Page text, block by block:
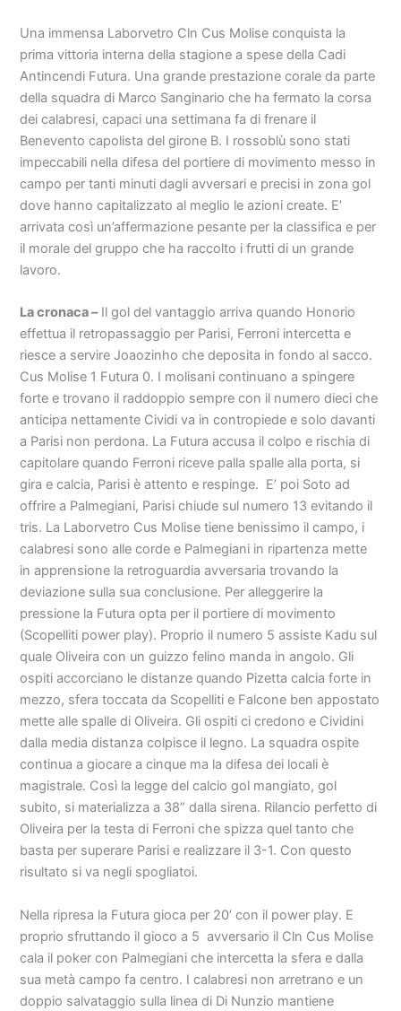
Una immensa Laborvetro Cln Cus Molise conquista la
prima vittoria interna della stagione a spese della Cadi
Antincendi Futura. Una grande prestazione corale da parte
della squadra di Marco Sanginario che ha fermato la corsa
dei calabresi, capaci una settimana fa di frenare il
Benevento capolista del girone B. I rossoblù sono stati
impeccabili nella difesa del portiere di movimento messo in
campo per tanti minuti dagli avversari e precisi in zona gol
dove hanno capitalizzato al meglio le azioni create. E’
arrivata così un’affermazione pesante per la classifica e per
il morale del gruppo che ha raccolto i frutti di un grande
lavoro.
La cronaca –Il gol del vantaggio arriva quando Honorio
effettua il retropassaggio per Parisi, Ferroni intercetta e
riesce a servire Joaozinho che deposita in fondo al sacco.
Cus Molise 1 Futura 0. I molisani continuano a spingere
forte e trovano il raddoppio sempre con il numero dieci che
anticipa nettamente Cividi va in contropiede e solo davanti
a Parisi non perdona. La Futura accusa il colpo e rischia di
capitolare quando Ferroni riceve palla spalle alla porta, si
gira e calcia, Parisi è attento e respinge. E’ poi Soto ad
offrire a Palmegiani, Parisi chiude sul numero 13 evitando il
tris. La Laborvetro Cus Molise tiene benissimo il campo, i
calabresi sono alle corde e Palmegiani in ripartenza mette
in apprensione la retroguardia avversaria trovando la
deviazione sulla sua conclusione. Per alleggerire la
pressione la Futura opta per il portiere di movimento
(Scopelliti power play). Proprio il numero 5 assiste Kadu sul
quale Oliveira con un guizzo felino manda in angolo. Gli
ospiti accorciano le distanze quando Pizetta calcia forte in
mezzo, sfera toccata da Scopelliti e Falcone ben appostato
mette alle spalle di Oliveira. Gli ospiti ci credono e Cividini
dalla media distanza colpisce il legno. La squadra ospite
continua a giocare a cinque ma la difesa dei locali è
magistrale. Così la legge del calcio gol mangiato, gol
subito, si materializza a 38” dalla sirena. Rilancio perfetto di
Oliveira per la testa di Ferroni che spizza quel tanto che
basta per superare Parisi e realizzare il 3-1. Con questo
risultato si va negli spogliatoi.
Nella ripresa la Futura gioca per 20’ con il power play. E
proprio sfruttando il gioco a 5 avversario il Cln Cus Molise
cala il poker con Palmegiani che intercetta la sfera e dalla
sua metà campo fa centro. I calabresi non arretrano e un
doppio salvataggio sulla linea di Di Nunzio mantiene